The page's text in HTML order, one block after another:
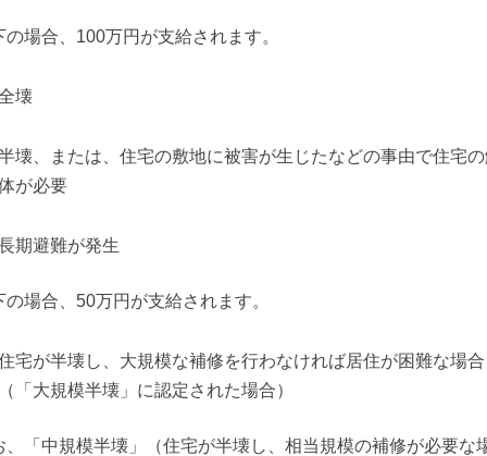
の場合、100万円が支給されます。
壊
壊、または、住宅の敷地に被害が生じたなどの事由で住宅
が必要
期避難が発生
の場合、50万円が支給されます。
宅が半壊し、大規模な補修を行わなければ居住が困難な場合
（「大規模半壊」に認定された場合）
、「中規模半壊」（住宅が半壊し、相当規模の補修が必要な